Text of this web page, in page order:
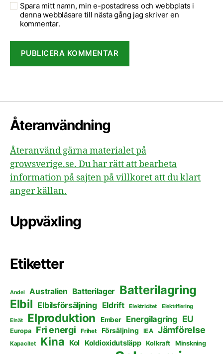
Spara mitt namn, min e-postadress och webbplats i
denna webbläsare till nästa gång jag skriver en
kommentar.
Återanvändning
Återanvänd gärna materialet på
growsverige.se. Du har rätt att bearbeta
information på sajten på villkoret att du klart
anger källan.
Uppväxling
Etiketter
Andel Australien Batterilager Batterilagring
Elbil Elbilsförsäljning Eldrift Elektricitet Elektrifiering
Elnät Elproduktion Ember Energilagring EU
Europa Fri energi Frihet Försäljning IEA Jämförelse
Kapacitet Kina Kol Koldioxidutsläpp Kolkraft Minskning